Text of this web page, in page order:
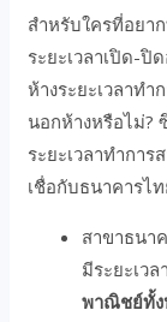
สำหรับใครที่อยา
ระยะเวลาเปิด-ปิ
ห้างระยะเวลาท
นอกห้างหรือไม่?
ระยะเวลาทำกา
เชื่อกับธนาคารไ
สาขาธนา
มีระยะเว
พาณิชย์ทั้